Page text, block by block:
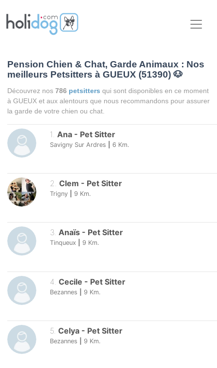
Pension Chien & Chat, Garde Animaux : Nos
meilleurs Petsitters à GUEUX (51390) 🐶
Découvrez nos 786 petsitters qui sont disponibles en ce moment
à GUEUX et aux alentours que nous recommandons pour assurer
la garde de votre chien ou chat.
1. Ana - Pet Sitter
Savigny Sur Ardres 6 Km.
2. Clem - Pet Sitter
Trigny 9 Km.
3. Anaïs - Pet Sitter
Tinqueux 9 Km.
4 Cecile - Pet Sitter
Bezannes 9 Km.
5 Celya - Pet Sitter
Bezannes 9 Km.